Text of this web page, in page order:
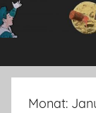
Zum
Inhalt
Monat: